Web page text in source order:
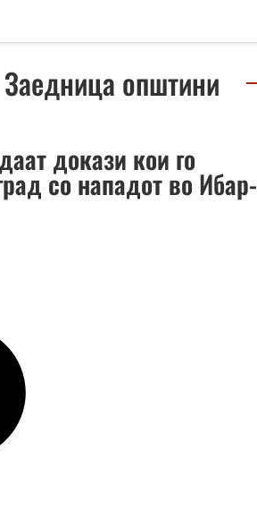
Заедница општини
докази кои го
со нападот во Ибар-